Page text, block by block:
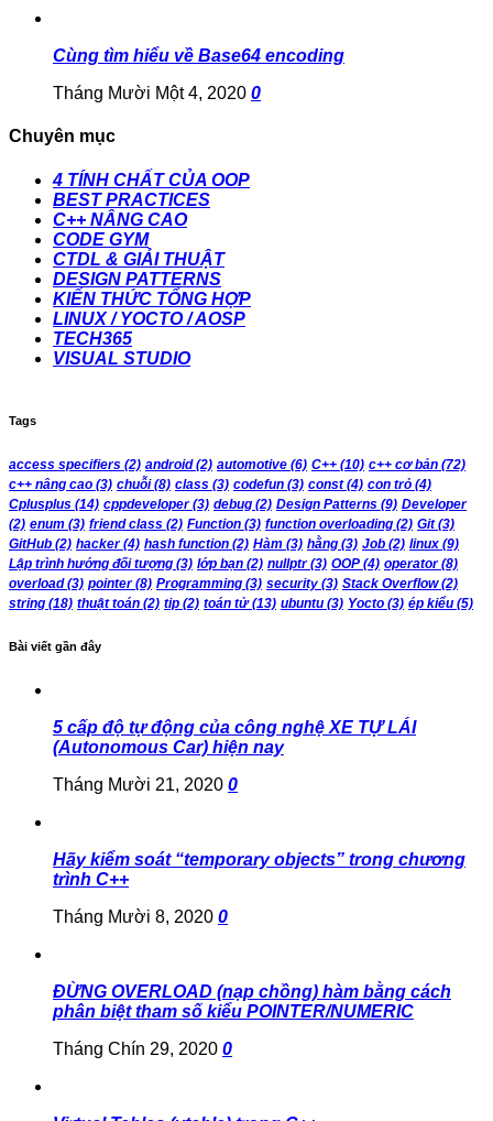
Cùng tìm hiểu về Base64 encoding
Tháng Mười Một 4, 2020 0
Chuyên mục
4 TÍNH CHẤT CỦA OOP
BEST PRACTICES
C++ NÂNG CAO
CODE GYM
CTDL & GIẢI THUẬT
DESIGN PATTERNS
KIẾN THỨC TỔNG HỢP
LINUX / YOCTO / AOSP
TECH365
VISUAL STUDIO
Tags
access specifiers (2) android(2) automotive (6) C++ (10) c++ cơ bản (72)
c++ nâng cao (3) chuỗi(8) class (3) codefun (3) const(4) con trỏ (4)
Cplusplus (14) cppdeveloper(3) debug (2) Design Patterns (9) Developer
(2) enum (3) friend class (2) Function (3) function overloading (2) Git(3)
GitHub (2) hacker(4) hash function (2) Hàm (3) hằng (3) Job (2) linux (9)
Lập trình hướng đối tượng (3) lớp bạn (2) nullptr(3) OOP (4) operator(8)
overload(3) pointer(8) Programming (3) security (3) Stack Overflow(2)
string (18) thuật toán (2) tip (2) toán tử(13) ubuntu (3) Yocto (3) ép kiểu (5)
Bài viết gần đây
5 cấp độ tự động của công nghệ XE TỰ LÁI
(Autonomous Car) hiện nay
Tháng Mười 21, 2020 0
Hãy kiểm soát “temporary objects” trong chương
trình C++
Tháng Mười 8, 2020 0
ĐỪNG OVERLOAD (nạp chồng) hàm bằng cách
phân biệt tham số kiểu POINTER/NUMERIC
Tháng Chín 29, 2020 0